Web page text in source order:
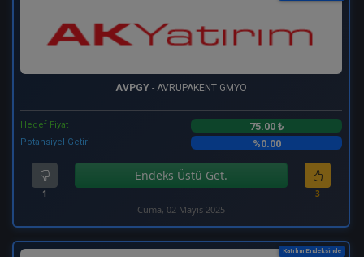
AVPGY - AVRUPAKENT GMYO
Hedef Fiyat 75.00 ₺
Potansiyel Getiri %0.00
1
Endeks Üstü Get.
3
Cuma, 02 Mayıs 2025
Katılım Endeksinde